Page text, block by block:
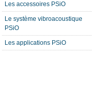
Les accessoires PSiO
Le système vibroacoustique
PSiO
Les applications PSiO